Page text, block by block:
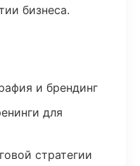
бизнеса.
и брендинг
для
стратегии